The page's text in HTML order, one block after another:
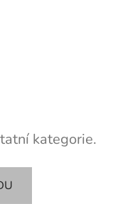
kategorie.